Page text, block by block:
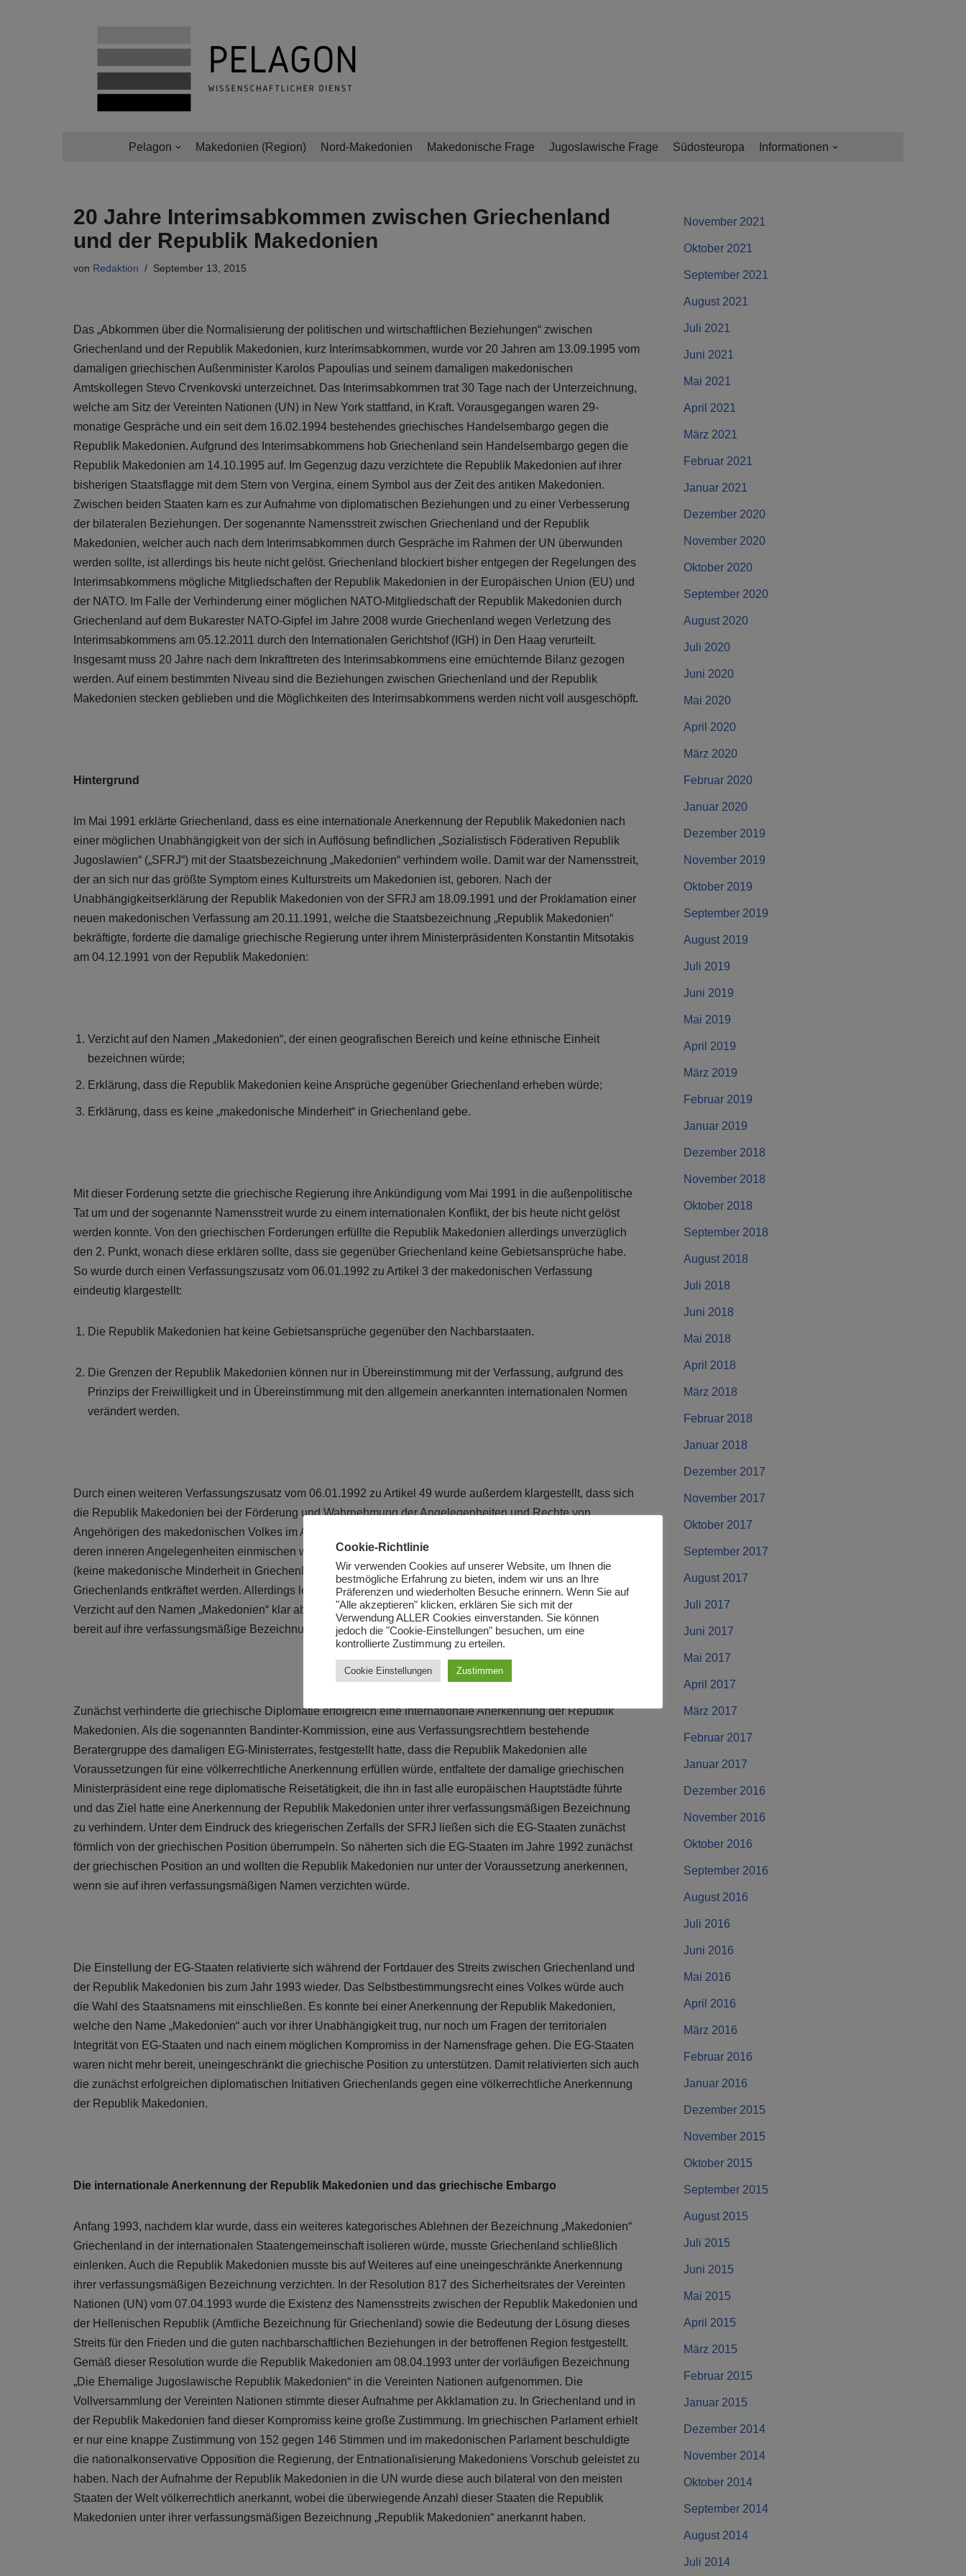
Pelagon Makedonien (Region) Nord-Makedonien Makedonische Frage Jugoslawische Frage Südosteuropa Informationen
20 Jahre Interimsabkommen zwischen Griechenland
und der Republik Makedonien
von Redaktion September 13, 2015
Das „Abkommen über die Normalisierung der politischen und wirtschaftlichen Beziehungen“ zwischen
Griechenland und der Republik Makedonien, kurz Interimsabkommen, wurde vor 20 Jahren am 13.09.1995 vom
damaligen griechischen Außenminister Karolos Papoulias und seinem damaligen makedonischen
Amtskollegen Stevo Crvenkovski unterzeichnet. Das Interimsabkommen trat 30 Tage nach der Unterzeichnung,
welche am Sitz der Vereinten Nationen (UN) in New York stattfand, in Kraft. Vorausgegangen waren 29-
monatige Gespräche und ein seit dem 16.02.1994 bestehendes griechisches Handelsembargo gegen die
Republik Makedonien. Aufgrund des Interimsabkommens hob Griechenland sein Handelsembargo gegen die
Republik Makedonien am 14.10.1995 auf. Im Gegenzug dazu verzichtete die Republik Makedonien auf ihrer
bisherigen Staatsflagge mit dem Stern von Vergina, einem Symbol aus der Zeit des antiken Makedonien.
Zwischen beiden Staaten kam es zur Aufnahme von diplomatischen Beziehungen und zu einer Verbesserung
der bilateralen Beziehungen. Der sogenannte Namensstreit zwischen Griechenland und der Republik
Makedonien, welcher auch nach dem Interimsabkommen durch Gespräche im Rahmen der UN überwunden
werden sollte, ist allerdings bis heute nicht gelöst. Griechenland blockiert bisher entgegen der Regelungen des
Interimsabkommens mögliche Mitgliedschaften der Republik Makedonien in der Europäischen Union (EU) und
der NATO. Im Falle der Verhinderung einer möglichen NATO-Mitgliedschaft der Republik Makedonien durch
Griechenland auf dem Bukarester NATO-Gipfel im Jahre 2008 wurde Griechenland wegen Verletzung des
Interimsabkommens am 05.12.2011 durch den Internationalen Gerichtshof (IGH) in Den Haag verurteilt.
Insgesamt muss 20 Jahre nach dem Inkrafttreten des Interimsabkommens eine ernüchternde Bilanz gezogen
werden. Auf einem bestimmten Niveau sind die Beziehungen zwischen Griechenland und der Republik
Makedonien stecken geblieben und die Möglichkeiten des Interimsabkommens werden nicht voll ausgeschöpft.
Hintergrund
Im Mai 1991 erklärte Griechenland, dass es eine internationale Anerkennung der Republik Makedonien nach
einer möglichen Unabhängigkeit von der sich in Auflösung befindlichen „Sozialistisch Föderativen Republik
Jugoslawien“ („SFRJ“) mit der Staatsbezeichnung „Makedonien“ verhindern wolle. Damit war der Namensstreit,
der an sich nur das größte Symptom eines Kulturstreits um Makedonien ist, geboren. Nach der
Unabhängigkeitserklärung der Republik Makedonien von der SFRJ am 18.09.1991 und der Proklamation einer
neuen makedonischen Verfassung am 20.11.1991, welche die Staatsbezeichnung „Republik Makedonien“
bekräftigte, forderte die damalige griechische Regierung unter ihrem Ministerpräsidenten Konstantin Mitsotakis
am 04.12.1991 von der Republik Makedonien:
Verzicht auf den Namen „Makedonien“, der einen geografischen Bereich und keine ethnische Einheit
bezeichnen würde;
Erklärung, dass die Republik Makedonien keine Ansprüche gegenüber Griechenland erheben würde;
Erklärung, dass es keine „makedonische Minderheit“ in Griechenland gebe.
Mit dieser Forderung setzte die griechische Regierung ihre Ankündigung vom Mai 1991 in die außenpolitische
Tat um und der sogenannte Namensstreit wurde zu einem internationalen Konflikt, der bis heute nicht gelöst
werden konnte. Von den griechischen Forderungen erfüllte die Republik Makedonien allerdings unverzüglich
den 2. Punkt, wonach diese erklären sollte, dass sie gegenüber Griechenland keine Gebietsansprüche habe.
So wurde durch einen Verfassungszusatz vom 06.01.1992 zu Artikel 3 der makedonischen Verfassung
eindeutig klargestellt:
Die Republik Makedonien hat keine Gebietsansprüche gegenüber den Nachbarstaaten.
Die Grenzen der Republik Makedonien können nur in Übereinstimmung mit der Verfassung, aufgrund des
Prinzips der Freiwilligkeit und in Übereinstimmung mit den allgemein anerkannten internationalen Normen
verändert werden.
Durch einen weiteren Verfassungszusatz vom 06.01.1992 zu Artikel 49 wurde außerdem klargestellt, dass sich
die Republik Makedonien bei der Förderung und Wahrnehmung der Angelegenheiten und Rechte von
Angehörigen des makedonischen Volkes im Ausland nicht in die souveränen Rechte anderer Staaten und
deren inneren Angelegenheiten einmischen werde. Damit sollte der dritte Punkt der griechischen Forderung
(keine makedonische Minderheit in Griechenland) zwar nicht erfüllt, doch damit verbundene Befürchtungen
Griechenlands entkräftet werden. Allerdings lehnte die Republik Makedonien die Hauptforderung nach einem
Verzicht auf den Namen „Makedonien“ klar ab. Bis heute ist die Republik Makedonien grundsätzlich nicht dazu
bereit auf ihre verfassungsmäßige Bezeichnung zu verzichten.
Zunächst verhinderte die griechische Diplomatie erfolgreich eine internationale Anerkennung der Republik
Makedonien. Als die sogenannten Bandinter-Kommission, eine aus Verfassungsrechtlern bestehende
Beratergruppe des damaligen EG-Ministerrates, festgestellt hatte, dass die Republik Makedonien alle
Voraussetzungen für eine völkerrechtliche Anerkennung erfüllen würde, entfaltete der damalige griechischen
Ministerpräsident eine rege diplomatische Reisetätigkeit, die ihn in fast alle europäischen Hauptstädte führte
und das Ziel hatte eine Anerkennung der Republik Makedonien unter ihrer verfassungsmäßigen Bezeichnung
zu verhindern. Unter dem Eindruck des kriegerischen Zerfalls der SFRJ ließen sich die EG-Staaten zunächst
förmlich von der griechischen Position überrumpeln. So näherten sich die EG-Staaten im Jahre 1992 zunächst
der griechischen Position an und wollten die Republik Makedonien nur unter der Voraussetzung anerkennen,
wenn sie auf ihren verfassungsmäßigen Namen verzichten würde.
Die Einstellung der EG-Staaten relativierte sich während der Fortdauer des Streits zwischen Griechenland und
der Republik Makedonien bis zum Jahr 1993 wieder. Das Selbstbestimmungsrecht eines Volkes würde auch
die Wahl des Staatsnamens mit einschließen. Es konnte bei einer Anerkennung der Republik Makedonien,
welche den Name „Makedonien“ auch vor ihrer Unabhängigkeit trug, nur noch um Fragen der territorialen
Integrität von EG-Staaten und nach einem möglichen Kompromiss in der Namensfrage gehen. Die EG-Staaten
waren nicht mehr bereit, uneingeschränkt die griechische Position zu unterstützen. Damit relativierten sich auch
die zunächst erfolgreichen diplomatischen Initiativen Griechenlands gegen eine völkerrechtliche Anerkennung
der Republik Makedonien.
Die internationale Anerkennung der Republik Makedonien und das griechische Embargo
Anfang 1993, nachdem klar wurde, dass ein weiteres kategorisches Ablehnen der Bezeichnung „Makedonien“
Griechenland in der internationalen Staatengemeinschaft isolieren würde, musste Griechenland schließlich
einlenken. Auch die Republik Makedonien musste bis auf Weiteres auf eine uneingeschränkte Anerkennung
ihrer verfassungsmäßigen Bezeichnung verzichten. In der Resolution 817 des Sicherheitsrates der Vereinten
Nationen (UN) vom 07.04.1993 wurde die Existenz des Namensstreits zwischen der Republik Makedonien und
der Hellenischen Republik (Amtliche Bezeichnung für Griechenland) sowie die Bedeutung der Lösung dieses
Streits für den Frieden und die guten nachbarschaftlichen Beziehungen in der betroffenen Region festgestellt.
Gemäß dieser Resolution wurde die Republik Makedonien am 08.04.1993 unter der vorläufigen Bezeichnung
„Die Ehemalige Jugoslawische Republik Makedonien“ in die Vereinten Nationen aufgenommen. Die
Vollversammlung der Vereinten Nationen stimmte dieser Aufnahme per Akklamation zu. In Griechenland und in
der Republik Makedonien fand dieser Kompromiss keine große Zustimmung. Im griechischen Parlament erhielt
er nur eine knappe Zustimmung von 152 gegen 146 Stimmen und im makedonischen Parlament beschuldigte
die nationalkonservative Opposition die Regierung, der Entnationalisierung Makedoniens Vorschub geleistet zu
haben. Nach der Aufnahme der Republik Makedonien in die UN wurde diese auch bilateral von den meisten
Staaten der Welt völkerrechtlich anerkannt, wobei die überwiegende Anzahl dieser Staaten die Republik
Makedonien unter ihrer verfassungsmäßigen Bezeichnung „Republik Makedonien“ anerkannt haben.
November 2021
Oktober 2021
September 2021
August 2021
Juli 2021
Juni 2021
Mai 2021
April 2021
März 2021
Februar 2021
Januar 2021
Dezember 2020
November 2020
Oktober 2020
September 2020
August 2020
Juli 2020
Juni 2020
Mai 2020
April 2020
März 2020
Februar 2020
Januar 2020
Dezember 2019
November 2019
Oktober 2019
September 2019
August 2019
Juli 2019
Juni 2019
Mai 2019
April 2019
März 2019
Februar 2019
Januar 2019
Dezember 2018
November 2018
Oktober 2018
September 2018
August 2018
Juli 2018
Juni 2018
Mai 2018
April 2018
März 2018
Februar 2018
Januar 2018
Dezember 2017
November 2017
Oktober 2017
September 2017
August 2017
Juli 2017
Juni 2017
Mai 2017
April 2017
März 2017
Februar 2017
Januar 2017
Dezember 2016
November 2016
Oktober 2016
September 2016
August 2016
Juli 2016
Juni 2016
Mai 2016
April 2016
März 2016
Februar 2016
Januar 2016
Dezember 2015
November 2015
Oktober 2015
September 2015
August 2015
Juli 2015
Juni 2015
Mai 2015
April 2015
März 2015
Februar 2015
Januar 2015
Dezember 2014
November 2014
Oktober 2014
September 2014
August 2014
Juli 2014
Cookie-Richtlinie
Wir verwenden Cookies auf unserer Website, um Ihnen die
bestmögliche Erfahrung zu bieten, indem wir uns an Ihre
Präferenzen und wiederholten Besuche erinnern. Wenn Sie auf
"Alle akzeptieren" klicken, erklären Sie sich mit der
Verwendung ALLER Cookies einverstanden. Sie können
jedoch die "Cookie-Einstellungen" besuchen, um eine
kontrollierte Zustimmung zu erteilen.
Cookie Einstellungen Zustimmen